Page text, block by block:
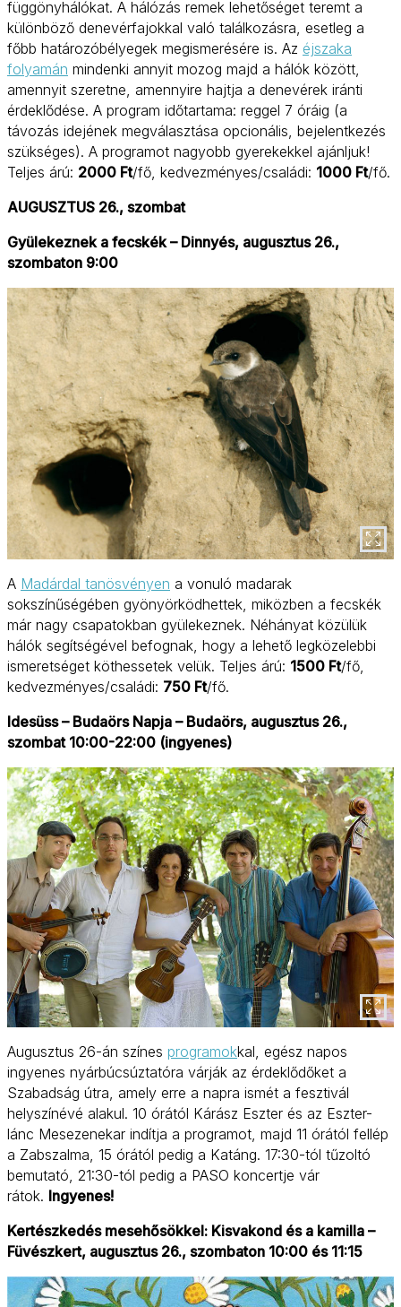
függönyhálókat. A hálózás remek lehetőséget teremt a
különböző denevérfajokkal való találkozásra, esetleg a
főbb határozóbélyegek megismerésére is. Az éjszaka
folyamán mindenki annyit mozog majd a hálók között,
amennyit szeretne, amennyire hajtja a denevérek iránti
érdeklődése. A program időtartama: reggel 7 óráig (a
távozás idejének megválasztása opcionális, bejelentkezés
szükséges). A programot nagyobb gyerekekkel ajánljuk!
Teljes árú: 2000 Ft/fő, kedvezményes/családi: 1000 Ft/fő.
AUGUSZTUS 26., szombat
Gyülekeznek a fecskék – Dinnyés, augusztus 26.,
szombaton 9:00
A Madárdal tanösvényen a vonuló madarak
sokszínűségében gyönyörködhettek, miközben a fecskék
már nagy csapatokban gyülekeznek. Néhányat közülük
hálók segítségével befognak, hogy a lehető legközelebbi
ismeretséget köthessetek velük. Teljes árú: 1500 Ft/fő,
kedvezményes/családi: 750 Ft/fő.
Idesüss – Budaörs Napja – Budaörs, augusztus 26.,
szombat 10:00-22:00 (ingyenes)
Augusztus 26-án színes programokkal, egész napos
ingyenes nyárbúcsúztatóra várják az érdeklődőket a
Szabadság útra, amely erre a napra ismét a fesztivál
helyszínévé alakul. 10 órától Kárász Eszter és az Eszter-
lánc Mesezenekar indítja a programot, majd 11 órától fellép
a Zabszalma, 15 órától pedig a Katáng. 17:30-tól tűzoltó
bemutató, 21:30-tól pedig a PASO koncertje vár
rátok. Ingyenes!
Kertészkedés mesehősökkel: Kisvakond és a kamilla –
Füvészkert, augusztus 26., szombaton 10:00 és 11:15